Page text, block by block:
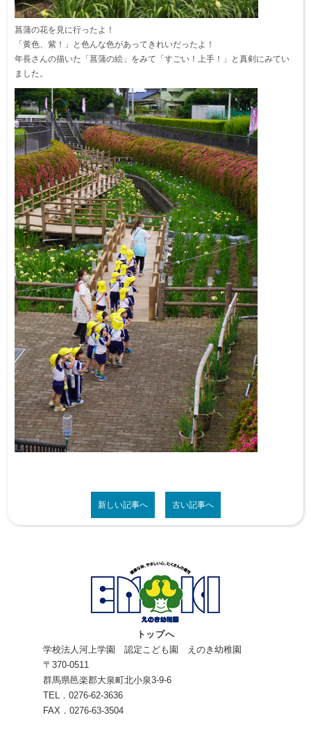
菖蒲の花を見に行ったよ！
「黄色、紫！」と色んな色があってきれいだったよ！
年長さんの描いた「菖蒲の絵」をみて「すごい！上手！」と真剣にみてい
ました。
新しい記事へ 古い記事へ
トップへ
学校法人河上学園 認定こども園 えのき幼稚園
〒370-0511
群馬県邑楽郡大泉町北小泉3-9-6
TEL．0276-62-3636
FAX．0276-63-3504